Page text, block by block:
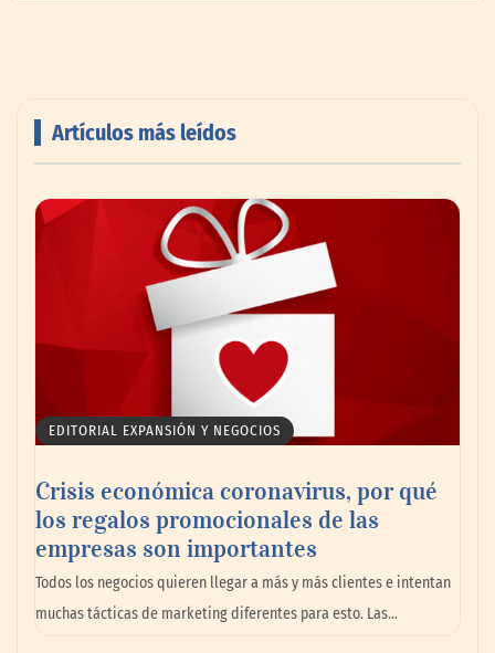
impulsando la colaboración en el sector
La omnicanalidad redefine la forma de
planear viajes en México
Artículos más leídos
EDITORIAL EXPANSIÓN Y NEGOCIOS
Crisis económica coronavirus, por qué
los regalos promocionales de las
empresas son importantes
Todos los negocios quieren llegar a más y más clientes e intentan
muchas tácticas de marketing diferentes para esto. Las…